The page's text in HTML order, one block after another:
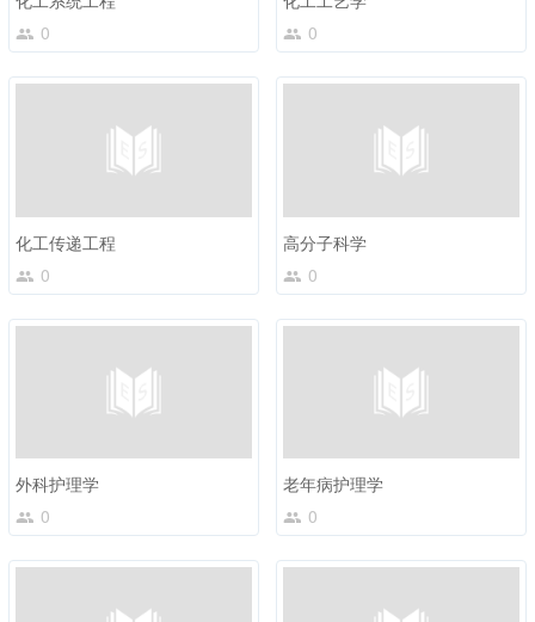
0
0
化工传递工程
0
高分子科学
0
外科护理学
0
老年病护理学
0